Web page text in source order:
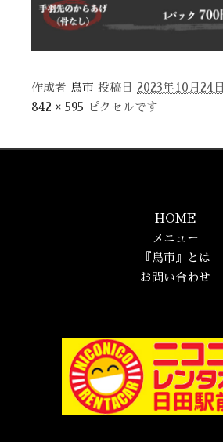
作成者 鳥市 投稿日 2023年10月24日
842 × 595 ピクセルです
HOME
メニュー
『鳥市』とは
お問い合わせ